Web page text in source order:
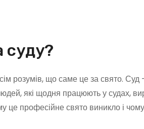
суду?
розумів, що саме це за свято.
які щодня працюють у судах,
це професійне свято виникло і